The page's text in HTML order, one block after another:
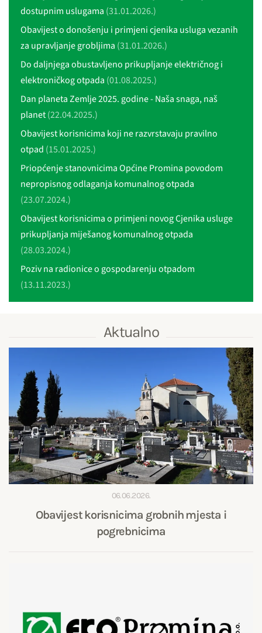
dostupnim uslugama (31.01.2026.)
Obavijest o donošenju i primjeni cjenika usluga vezanih
za upravljanje grobljima (31.01.2026.)
Do daljnjega obustavljeno prikupljanje električnog i
elektroničkog otpada (01.08.2025.)
Dan planeta Zemlje 2025. godine - Naša snaga, naš
planet(22.04.2025.)
Obavijest korisnicima koji ne razvrstavaju pravilno
otpad (15.01.2025.)
Priopćenje stanovnicima Općine Promina povodom
nepropisnog odlaganja komunalnog otpada
(23.07.2024.)
Obavijest korisnicima o primjeni novog Cjenika usluge
prikupljanja miješanog komunalnog otpada
(28.03.2024.)
Poziv na radionice o gospodarenju otpadom
(13.11.2023.)
Aktualno
06.06.2026.
Obavijest korisnicima grobnih mjesta i
pogrebnicima